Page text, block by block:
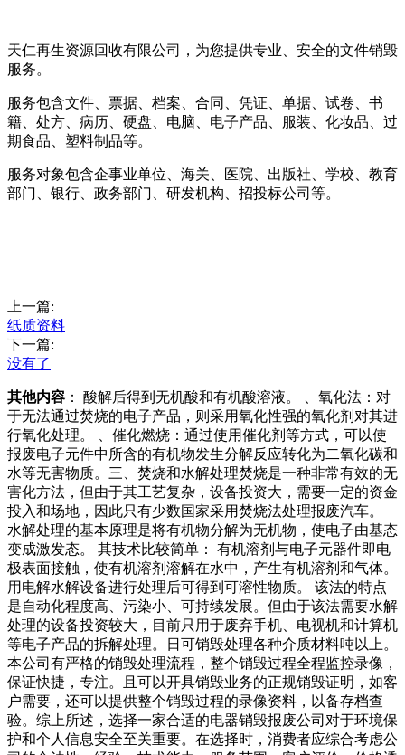
天仁再生资源回收有限公司，为您提供专业、安全的文件销毁
服务。
服务包含文件、票据、档案、合同、凭证、单据、试卷、书
籍、处方、病历、硬盘、电脑、电子产品、服装、化妆品、过
期食品、塑料制品等。
服务对象包含企事业单位、海关、医院、出版社、学校、教育
部门、银行、政务部门、研发机构、招投标公司等。
上一篇:
纸质资料
下一篇:
没有了
其他内容 ： 酸解后得到无机酸和有机酸溶液。 、氧化法：对
于无法通过焚烧的电子产品，则采用氧化性强的氧化剂对其进
行氧化处理。 、催化燃烧：通过使用催化剂等方式，可以使
报废电子元件中所含的有机物发生分解反应转化为二氧化碳和
水等无害物质。三、焚烧和水解处理焚烧是一种非常有效的无
害化方法，但由于其工艺复杂，设备投资大，需要一定的资金
投入和场地，因此只有少数国家采用焚烧法处理报废汽车。
水解处理的基本原理是将有机物分解为无机物，使电子由基态
变成激发态。 其技术比较简单： 有机溶剂与电子元器件即电
极表面接触，使有机溶剂溶解在水中，产生有机溶剂和气体。
用电解水解设备进行处理后可得到可溶性物质。 该法的特点
是自动化程度高、污染小、可持续发展。但由于该法需要水解
处理的设备投资较大，目前只用于废弃手机、电视机和计算机
等电子产品的拆解处理。日可销毁处理各种介质材料吨以上。
本公司有严格的销毁处理流程，整个销毁过程全程监控录像，
保证快捷，专注。且可以开具销毁业务的正规销毁证明，如客
户需要，还可以提供整个销毁过程的录像资料，以备存档查
验。综上所述，选择一家合适的电器销毁报废公司对于环境保
护和个人信息安全至关重要。在选择时，消费者应综合考虑公